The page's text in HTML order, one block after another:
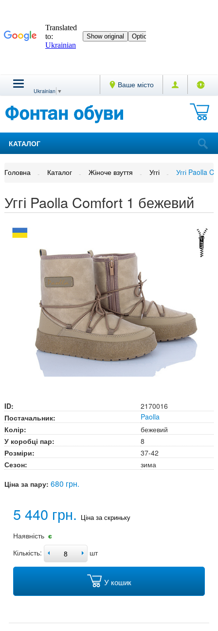
Ваше місто
Ukrainian ▼
КАТАЛОГ
Головна Каталог Жіноче взуття Уггі Уггі Paolla
Уггі Paolla Comfort 1 бежевий
ID:
2170016
Постачальник:
Paolla
Колір:
бежевий
У коробці пар:
8
Розміри:
37-42
Сезон:
зима
Ціна за пару: 680 грн.
5 440 грн. Ціна за скриньку
Наявність є
Кількість:
шт
У кошик